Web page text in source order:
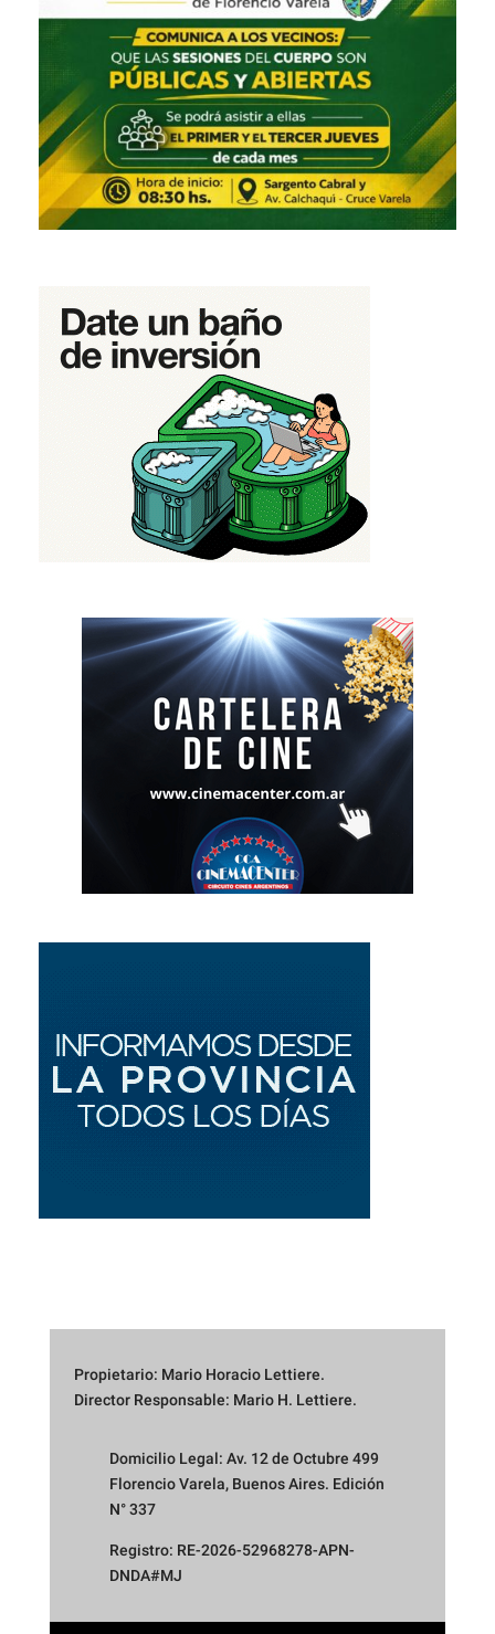
Propietario: Mario Horacio Lettiere.
Director Responsable: Mario H. Lettiere.
Domicilio Legal: Av. 12 de Octubre 499
Florencio Varela, Buenos Aires. Edición
N° 337
Registro: RE-2026-52968278-APN-
DNDA#MJ